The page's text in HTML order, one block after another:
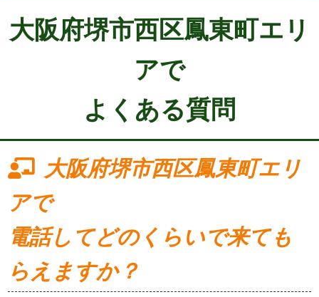
大阪府堺市西区鳳東町エリ
アで
よくある質問
大阪府堺市西区鳳東町エリ
アで
電話してどのくらいで来ても
らえますか？